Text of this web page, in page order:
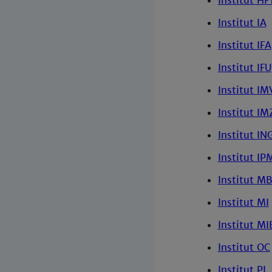
Institut IA
Institut IFA
Institut IFU
Institut
Institut
Institut
Institut
Institut
Institut MI
Institut
Institut OC